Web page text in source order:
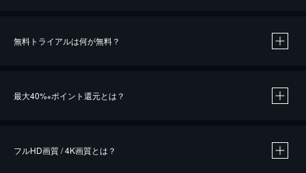
無料トライアルは何が無料？
最大40%※ポイント還元とは？
フルHD画質 / 4K画質とは？